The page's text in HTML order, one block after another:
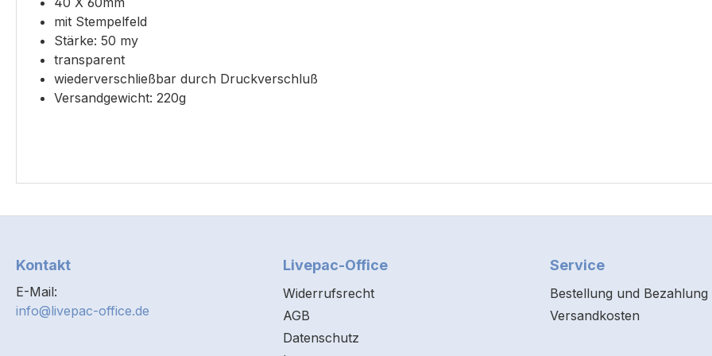
mit Stempelfeld
Stärke: 50 my
transparent
wiederverschließbar durch Druckverschluß
Versandgewicht: 220g
Kontakt
E-Mail:
info@livepac-office.de
Livepac-Office
Widerrufsrecht
AGB
Datenschutz
Service
Bestellung und Bezahlung
Versandkosten